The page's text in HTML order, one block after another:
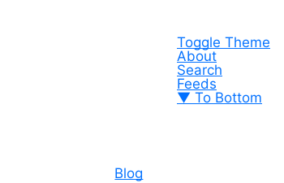
Toggle Theme
About
Search
Feeds
▼ To Bottom
Blog